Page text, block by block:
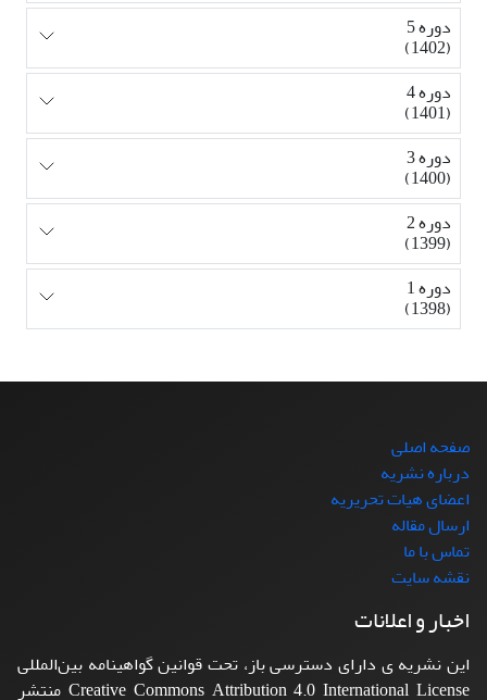
دوره 5
(1402)
دوره 4
(1401)
دوره 3
(1400)
دوره 2
(1399)
دوره 1
(1398)
صفحه اصلی
درباره نشریه
اعضای هیات تحریریه
ارسال مقاله
تماس با ما
نقشه سایت
اخبار و اعلانات
این نشریه ی دارای دسترسی باز، تحت قوانین گواهینامه بین‌المللی
Creative Commons Attribution 4.0 International License منتشر